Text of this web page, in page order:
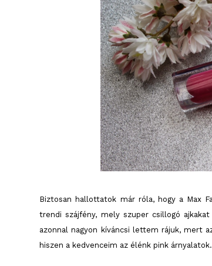
Biztosan hallottatok már róla, hogy a Max
trendi szájfény, mely szuper csillogó
azonnal nagyon kíváncsi lettem rájuk, mert
hiszen a kedvenceim az élénk pink árnyalatok.